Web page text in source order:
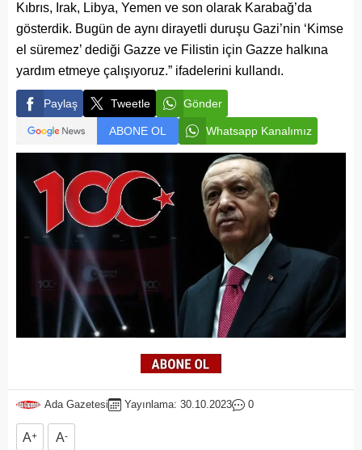
Kıbrıs, Irak, Libya, Yemen ve son olarak Karabağ’da
gösterdik. Bugün de aynı dirayetli duruşu Gazi’nin ‘Kimse
el süremez’ dediği Gazze ve Filistin için Gazze halkına
yardım etmeye çalışıyoruz.” ifadelerini kullandı.
Paylaş Tweetle Gönder
ABONE OL Whatsapp Kanalımız
Ada Gazetesi Yayınlama: 30.10.2023 0
A+ A-